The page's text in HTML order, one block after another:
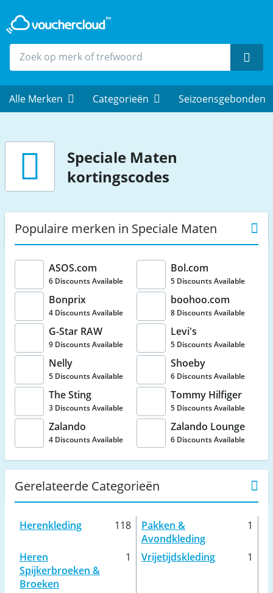
Alle Merken Categorieën Seizoensgebonden
Speciale Maten
kortingscodes
Populaire merken in Speciale Maten
ASOS.com
6 Discounts Available
Bol.com
5 Discounts Available
Bonprix
4 Discounts Available
boohoo.com
8 Discounts Available
G-Star RAW
9 Discounts Available
Levi's
5 Discounts Available
Nelly
5 Discounts Available
Shoeby
6 Discounts Available
The Sting
3 Discounts Available
Tommy Hilfiger
5 Discounts Available
Zalando
4 Discounts Available
Zalando Lounge
6 Discounts Available
Gerelateerde Categorieën
Herenkleding 118
Pakken &
Avondkleding
1
Heren
Spijkerbroeken &
Broeken
1 Vrijetijdskleding 1